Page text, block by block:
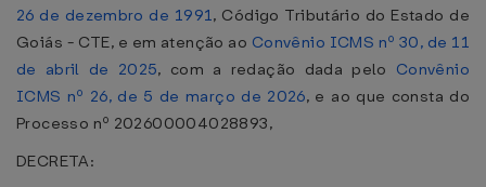
26 de dezembro de 1991, Código Tributário do Estado de
Goiás - CTE, e em atenção ao Convênio ICMS nº 30, de 11
de abril de 2025, com a redação dada pelo Convênio
ICMS nº 26, de 5 de março de 2026, e ao que consta do
Processo nº 202600004028893,
DECRETA: